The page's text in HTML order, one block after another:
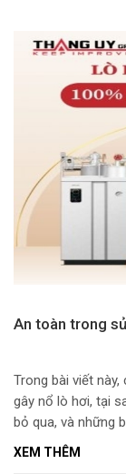
An toàn trong
Trong bài viết
gây nổ lò hơi, tại
bỏ qua, và những
trong mọi hoạt
XEM THÊM